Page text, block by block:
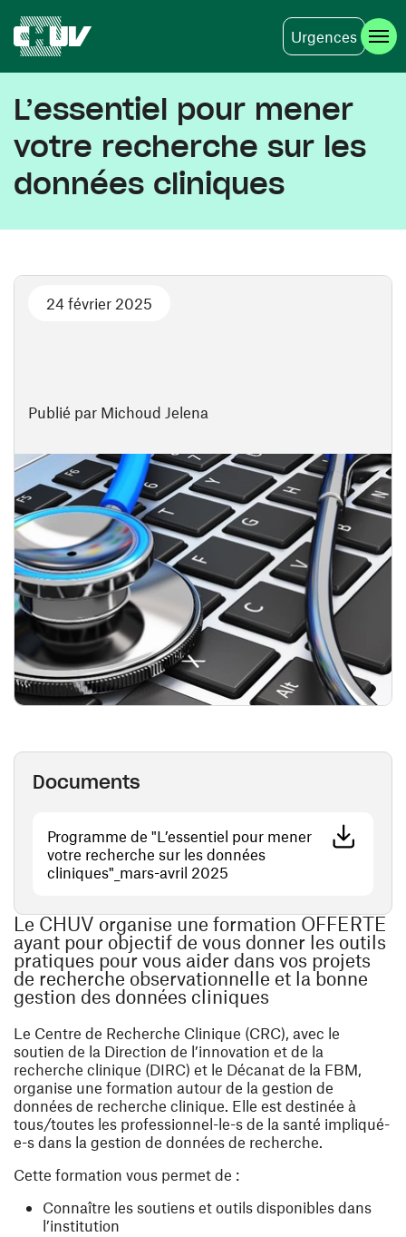
Urgences
L’essentiel pour mener
votre recherche sur les
données cliniques
Publié par Michoud Jelena
24 février 2025
Documents
Programme de "L’essentiel pour mener
votre recherche sur les données
cliniques"_mars-avril 2025
Le CHUV organise une formation OFFERTE
ayant pour objectif de vous donner les outils
pratiques pour vous aider dans vos projets
de recherche observationnelle et la bonne
gestion des données cliniques
Le Centre de Recherche Clinique (CRC), avec le
soutien de la Direction de l’innovation et de la
recherche clinique (DIRC) et le Décanat de la FBM,
organise une formation autour de la gestion de
données de recherche clinique. Elle est destinée à
tous/toutes les professionnel-le-s de la santé impliqué-
e-s dans la gestion de données de recherche.
Cette formation vous permet de :
Connaître les soutiens et outils disponibles dans
l’institution